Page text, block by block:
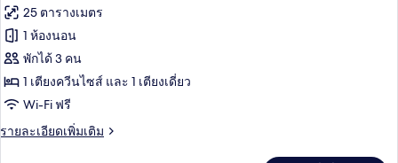
สำหรับ
ห้อง
พัก
ทั้งหมด
ของ
Premium
Room
max.
3
25 ตารางเมตร
1 ห้องนอน
พักได้ 3 คน
1 เตียงควีนไซส์ และ 1 เตียงเดี่ยว
Wi-Fi ฟรี
รายละเอียดเพิ่มเติม
ราย